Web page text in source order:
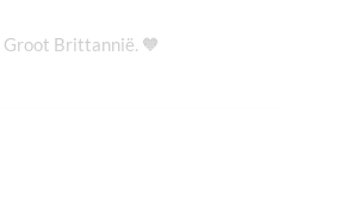
Brittannië. 🧡